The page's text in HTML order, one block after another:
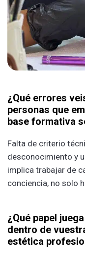
¿Qué errores
personas que
base formativa
Falta de criterio
desconocimiento y
implica trabajar de
conciencia, no solo
¿Qué papel
dentro de
estética